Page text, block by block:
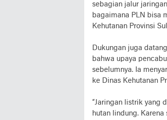
sebagian jalur
bagaimana PLN bisa
Kehutanan Provinsi
Dukungan juga
bahwa upaya
sebelumnya. Ia
ke Dinas Kehutanan
“Jaringan listrik yang
hutan lindung.